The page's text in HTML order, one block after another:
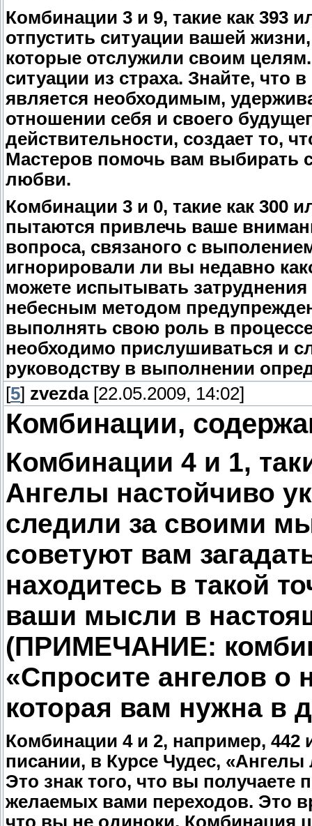
Комбинации 3 и 9, такие как 393
отпустить ситуации вашей
которые отслужили своим
ситуации из страха. Знайте, что
является необходимым,
отношении себя и своего
действительности, создает то,
Мастеров помочь вам выбирать
любви.
Комбинации 3 и 0, такие как 300
пытаются привлечь ваше
вопроса, связаного с
игнорировали ли вы недавно
можете испытывать
небесным методом
выполнять свою роль в
необходимо прислушиваться и
руководству в выполнении
[5] zvezda[22.05.2009, 14:02]
Комбинации,
Комбинации 4 и 1,
Ангелы настойчиво
следили за своими
советуют вам
находитесь в такой
ваши мысли в
(ПРИМЕЧАНИЕ:
«Спросите ангелов о
которая вам нужна в
Комбинации 4 и 2, например, 442
писании, в Курсе Чудес,
Это знак того, что вы
желаемых вами переходов. Это
что вы не одиноки. Комбинация